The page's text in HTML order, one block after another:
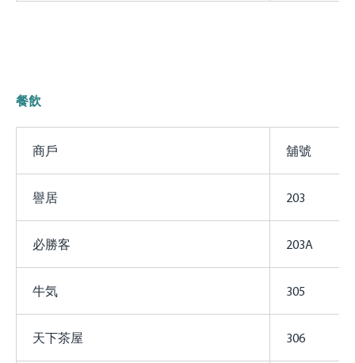
餐飲
商戶 舖號
譽居 203
必勝客 203A
牛気 305
天下茶屋 306